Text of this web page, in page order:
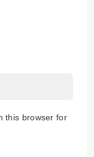
this browser for